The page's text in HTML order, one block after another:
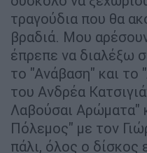
τραγούδια που θα
βραδιά. Μου
έπρεπε να διαλέξω
το "Ανάβαση" και το
του Ανδρέα
Λαβούσαι Αρώματα"
Πόλεμος" με τον
πάλι, όλος ο δίσκος